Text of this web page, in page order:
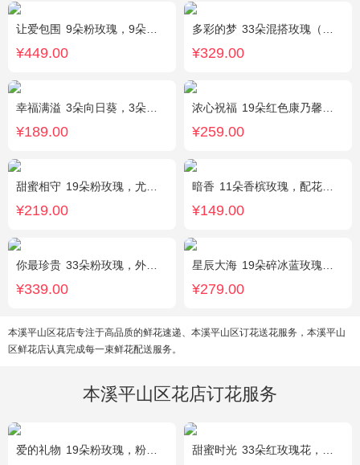
让爱包围 9朵粉玫瑰，9朵红玫瑰，7朵白玫瑰，7朵蓝玫瑰，7朵香槟玫瑰，满天星和绿草丰满外围，随机赠送两只公仔
¥449.00
多彩的梦 33朵混搭玫瑰（香槟玫瑰+粉玫瑰+白玫瑰），配花、绿叶搭配
¥329.00
幸福满溢 3朵向日葵，3朵香槟玫瑰，配花、绿叶搭配
¥189.00
浓心祝福 19朵红色康乃馨，2支多头粉百合，绿叶搭配
¥259.00
甜蜜相守 19朵粉玫瑰，尤加利、小花搭配
¥219.00
暗香 11朵香槟玫瑰，配花、绿叶搭配
¥149.00
你最珍贵 33朵粉玫瑰，外围满天星
¥339.00
星辰大海 19朵碎冰蓝玫瑰，尤加利绿叶搭配
¥279.00
本溪平山区花店专注于高品质的鲜花速递、本溪平山区订花送花服务，本溪平山
区鲜花店认真完成每一束鲜花配送服务。
本溪平山区花店订花服务
爱的礼物 19朵粉玫瑰，粉色满天星搭配 甜蜜时光 33朵红玫瑰花，外围相思梅配花，黑色饰条环绕